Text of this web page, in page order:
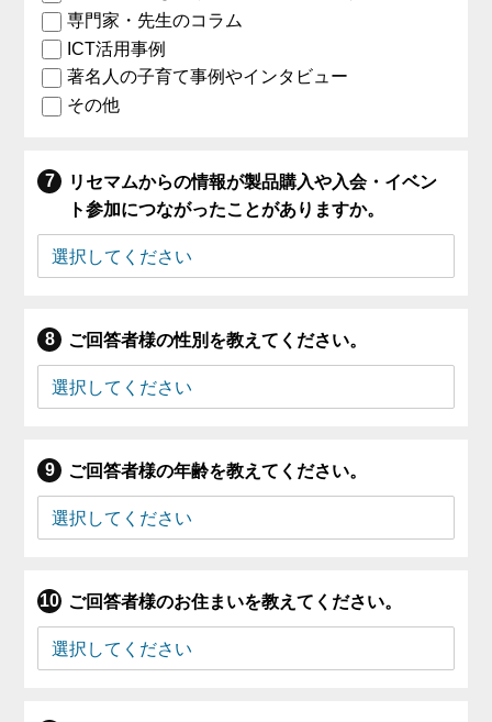
専門家・先生のコラム
ICT活用事例
著名人の子育て事例やインタビュー
その他
リセマムからの情報が製品購入や入会・イベン
ト参加につながったことがありますか。
ご回答者様の性別を教えてください。
ご回答者様の年齢を教えてください。
ご回答者様のお住まいを教えてください。